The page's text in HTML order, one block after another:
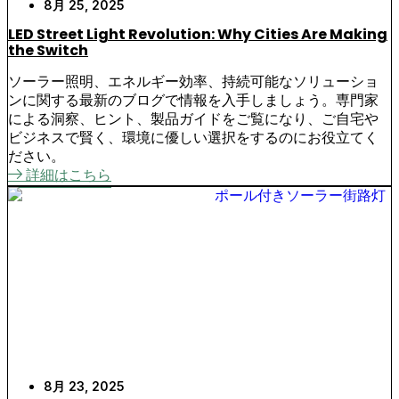
8月 25, 2025
LED Street Light Revolution: Why Cities Are Making
the Switch
ソーラー照明、エネルギー効率、持続可能なソリューショ
ンに関する最新のブログで情報を入手しましょう。専門家
による洞察、ヒント、製品ガイドをご覧になり、ご自宅や
ビジネスで賢く、環境に優しい選択をするのにお役立てく
ださい。
詳細はこちら
8月 23, 2025